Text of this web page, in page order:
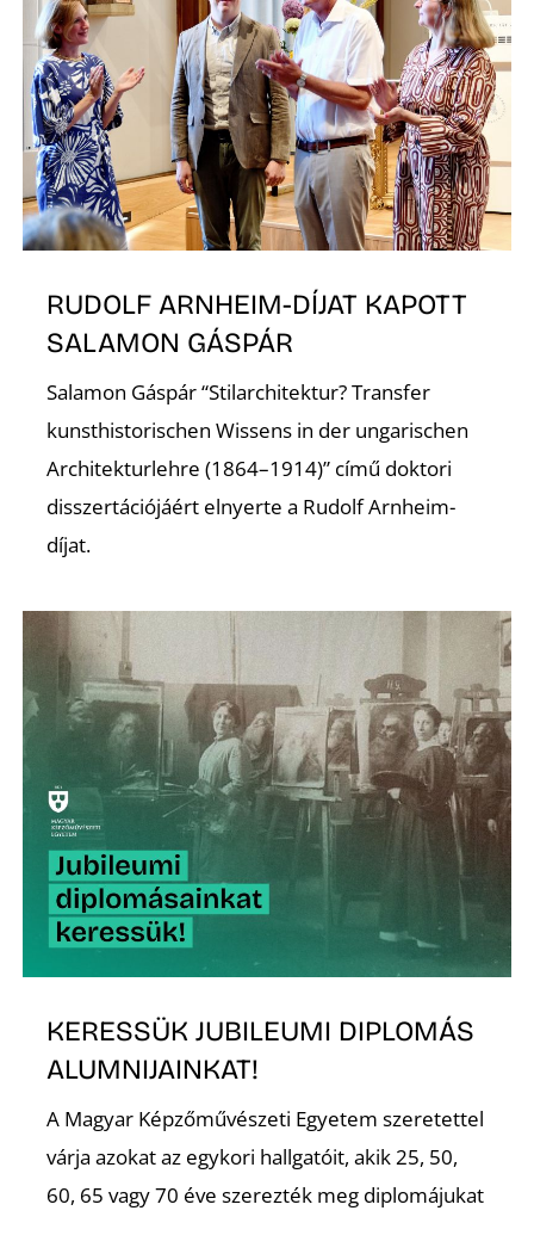
RUDOLF ARNHEIM-DÍJAT KAPOTT
SALAMON GÁSPÁR
Salamon Gáspár “Stilarchitektur? Transfer
kunsthistorischen Wissens in der ungarischen
Architekturlehre (1864–1914)” című doktori
disszertációjáért elnyerte a Rudolf Arnheim-
díjat.
KERESSÜK JUBILEUMI DIPLOMÁS
ALUMNIJAINKAT!
A Magyar Képzőművészeti Egyetem szeretettel
várja azokat az egykori hallgatóit, akik 25, 50,
60, 65 vagy 70 éve szerezték meg diplomájukat